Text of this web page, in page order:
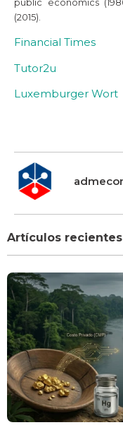
(2015).
Financial Times
Tutor2u
Luxemburger Wort
Artículos recientes